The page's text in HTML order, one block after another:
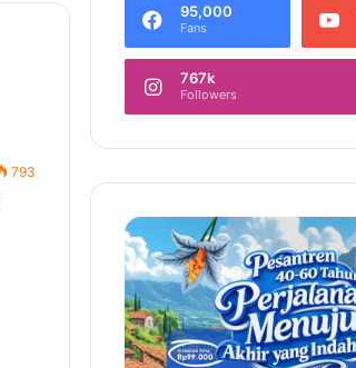
793
95,000
Fans
767k
Followers